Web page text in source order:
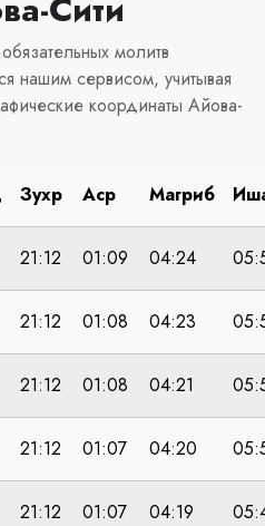
молитв
нашим сервисом, учитывая
координаты Айова-
Зухр Аср Магриб
21:12 01:09 04:24
21:12 01:08 04:23
21:12 01:08 04:21
21:12 01:07 04:20
21:12 01:07 04:19